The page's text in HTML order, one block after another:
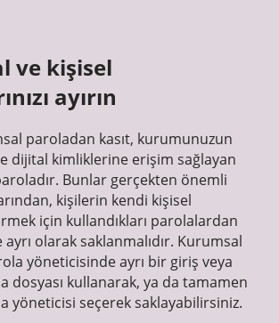
ve kişisel
ayırın
paroladan kasıt, kurumunuzun
dijital kimliklerine erişim sağlayan
Bunlar gerçekten önemli
kişilerin kendi kişisel
için kullandıkları parolalardan
ayrı olarak saklanmalıdır. Kurumsal
yöneticisinde ayrı bir giriş veya
dosyası kullanarak, ya da tamamen
yöneticisi seçerek saklayabilirsiniz.